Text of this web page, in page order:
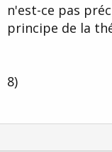
n'est-ce pas
principe de la
8)